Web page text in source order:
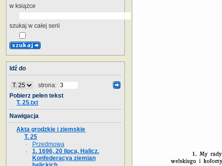
w książce
szukaj w całej serii
Idź do
strona:
Pobierz pełen tekst
T. 25.txt
Nawigacja
Akta grodzkie i ziemskie
T. 25
Przedmowa
1. 1696, 20 lipca, Halicz.
Konfederacya ziemian